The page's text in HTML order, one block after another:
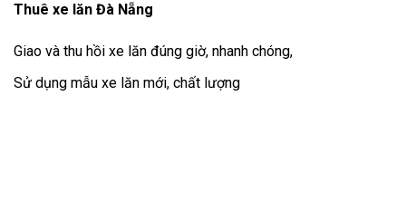
Thuê xe lăn Đà Nẵng
Giao và thu hồi xe lăn đúng giờ, nhanh chóng,
Sử dụng mẫu xe lăn mới, chất lượng